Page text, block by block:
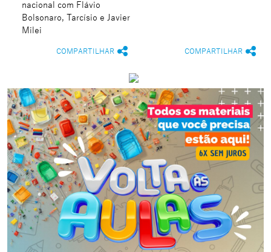
nacional com Flávio
Bolsonaro, Tarcísio e Javier
Milei
COMPARTILHAR COMPARTILHAR